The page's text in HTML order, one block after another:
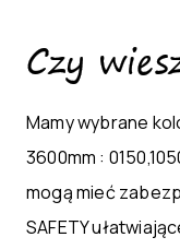
Czy
Mamy wybrane
3600mm :
mogą mieć
SAFETY